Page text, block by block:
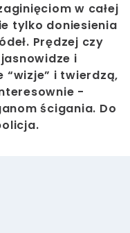
w całej
tylko doniesienia
Prędzej czy
i
“wizje” i twierdzą,
-
ścigania. Do